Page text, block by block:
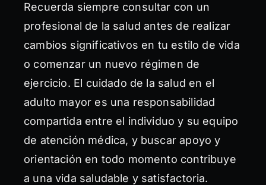
Recuerda siempre consultar con un
profesional de la salud antes de realizar
cambios significativos en tu estilo de vida
o comenzar un nuevo régimen de
ejercicio. El cuidado de la salud en el
adulto mayor es una responsabilidad
compartida entre el individuo y su equipo
de atención médica, y buscar apoyo y
orientación en todo momento contribuye
a una vida saludable y satisfactoria.